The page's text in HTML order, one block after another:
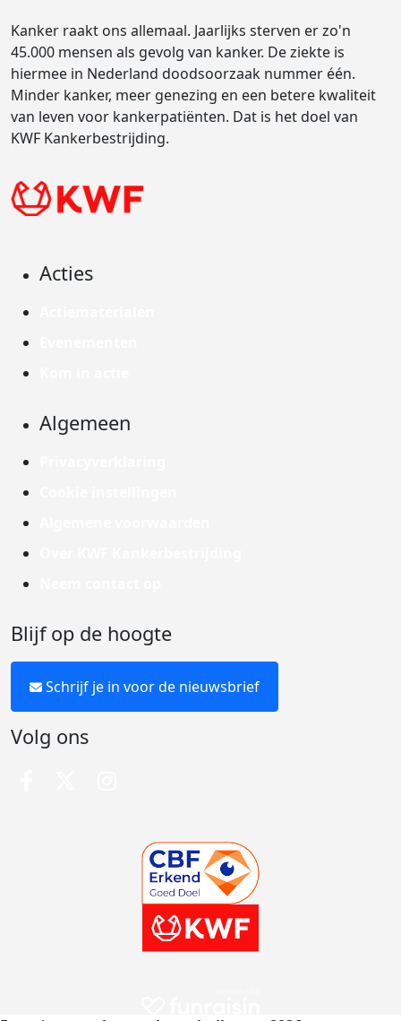
Kanker raakt ons allemaal. Jaarlijks sterven er zo'n
45.000 mensen als gevolg van kanker. De ziekte is
hiermee in Nederland doodsoorzaak nummer één.
Minder kanker, meer genezing en een betere kwaliteit
van leven voor kankerpatiënten. Dat is het doel van
KWF Kankerbestrijding.
Acties
Algemeen
Blijf op de hoogte
Schrijf je in voor de nieuwsbrief
Volg ons